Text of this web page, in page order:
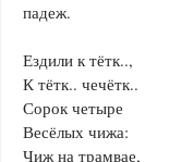
ФИПИ
Вузы
Олимпиады
ответа
падеж.
Ездили к тётк..,
К тётк.. чечётк..
Сорок четыре
Весёлых чижа:
Чиж на трамвае,